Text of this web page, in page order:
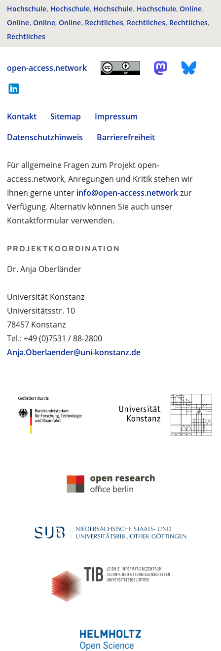
Hochschule Hochschule Hochschule Hochschule Online
Online Online Online Rechtliches Rechtliches Rechtliches
Rechtliches
open-access.network
Kontakt Sitemap
Impressum
Datenschutzhinweis
Barrierefreiheit
Für allgemeine Fragen zum Projekt open-
access.network, Anregungen und Kritik stehen wir
Ihnen gerne unter info@open-access.networkzur
Verfügung. Alternativ können Sie auch unser
Kontaktformular verwenden.
PROJEKTKOORDINATION
Dr. Anja Oberländer
Universität Konstanz
Universitätsstr. 10
78457 Konstanz
Tel.: +49 (0)7531 / 88-2800
Anja.Oberlaender@uni-konstanz.de